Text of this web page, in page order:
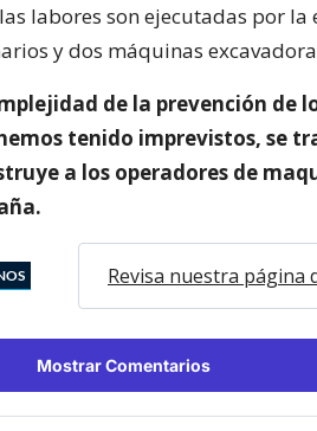
labores son ejecutadas por la
y dos máquinas
de la prevención de
tenido imprevistos, se
a los operadores de
Revisa nuestra página
Mostrar Comentarios